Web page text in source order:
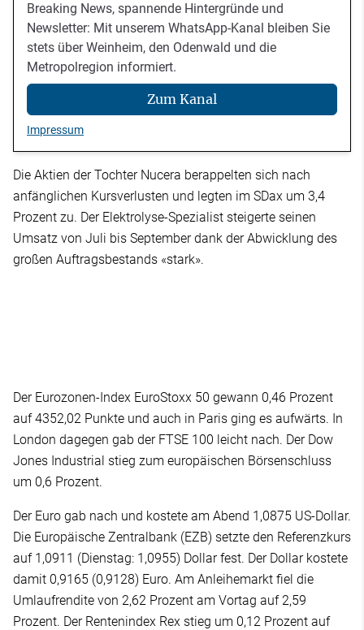
Breaking News, spannende Hintergründe und
Newsletter: Mit unserem WhatsApp-Kanal bleiben Sie
stets über Weinheim, den Odenwald und die
Metropolregion informiert.
Zum Kanal
Impressum
Die Aktien der Tochter Nucera berappelten sich nach
anfänglichen Kursverlusten und legten im SDax um 3,4
Prozent zu. Der Elektrolyse-Spezialist steigerte seinen
Umsatz von Juli bis September dank der Abwicklung des
großen Auftragsbestands «stark».
Der Eurozonen-Index EuroStoxx 50 gewann 0,46 Prozent
auf 4352,02 Punkte und auch in Paris ging es aufwärts. In
London dagegen gab der FTSE 100 leicht nach. Der Dow
Jones Industrial stieg zum europäischen Börsenschluss
um 0,6 Prozent.
Der Euro gab nach und kostete am Abend 1,0875 US-Dollar.
Die Europäische Zentralbank (EZB) setzte den Referenzkurs
auf 1,0911 (Dienstag: 1,0955) Dollar fest. Der Dollar kostete
damit 0,9165 (0,9128) Euro. Am Anleihemarkt fiel die
Umlaufrendite von 2,62 Prozent am Vortag auf 2,59
Prozent. Der Rentenindex Rex stieg um 0,12 Prozent auf